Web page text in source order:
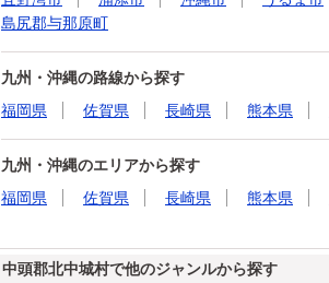
島尻郡与那原町
九州・沖縄の路線から探す
福岡県
佐賀県 長崎県 熊本県
九州・沖縄のエリアから探す
福岡県
佐賀県 長崎県 熊本県
中頭郡北中城村で他のジャンルから探す